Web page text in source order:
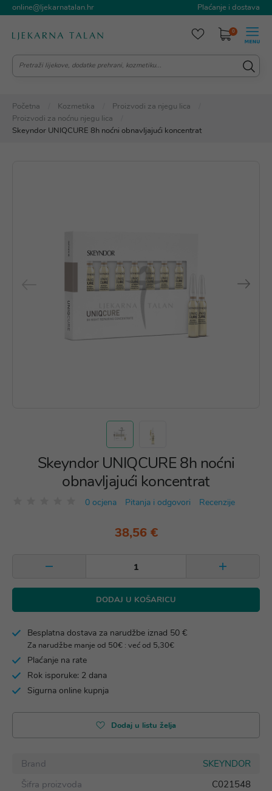
online@ljekarnatalan.hr Plaćanje i dostava
0
Početna Kozmetika
Proizvodi za njegu lica
Proizvodi za noćnu njegu lica
Skeyndor UNIQCURE 8h noćni obnavljajući koncentrat
Skeyndor UNIQCURE 8h noćni
obnavljajući koncentrat
0 ocjena Pitanja i odgovori Recenzije
38,56 €
DODAJ U KOŠARICU
Besplatna dostava za narudžbe iznad 50 €
Za narudžbe manje od 50€ : već od 5,30€
Plaćanje na rate
Rok isporuke: 2 dana
Sigurna online kupnja
Dodaj u listu želja
Brand
SKEYNDOR
Šifra proizvoda
C021548